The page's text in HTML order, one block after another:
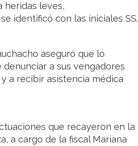
heridas leves,
identificó con las iniciales SS.
aseguró que lo
a sus vengadores
a recibir asistencia médica
que recayeron en la
a cargo de la fiscal Mariana